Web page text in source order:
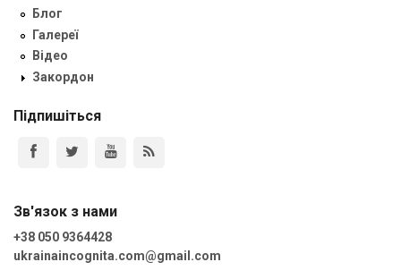
Блог
Галереї
Відео
Закордон
Підпишіться
Зв'язок з нами
+38 050 9364428
ukrainaincognita.com@gmail.com